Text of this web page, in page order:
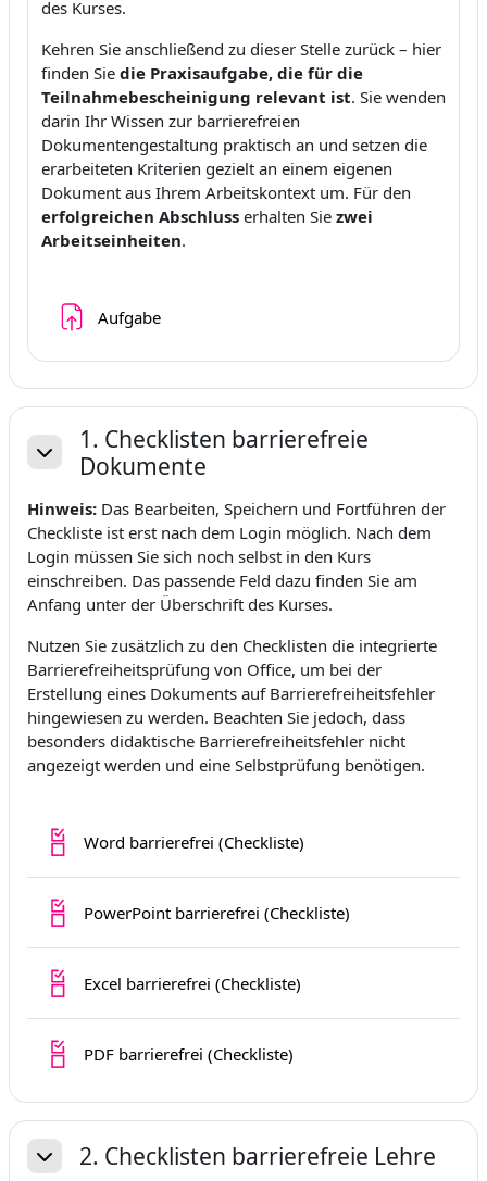
des Kurses.
Kehren Sie anschließend zu dieser Stelle zurück – hier
finden Sie die Praxisaufgabe, die für die
Teilnahmebescheinigung relevant ist. Sie wenden
darin Ihr Wissen zur barrierefreien
Dokumentengestaltung praktisch an und setzen die
erarbeiteten Kriterien gezielt an einem eigenen
Dokument aus Ihrem Arbeitskontext um. Für den
erfolgreichen Abschluss erhalten Sie zwei
Arbeitseinheiten.
Aufgabe
Einklappen
1. Checklisten barrierefreie
Dokumente
Hinweis: Das Bearbeiten, Speichern und Fortführen der
Checkliste ist erst nach dem Login möglich. Nach dem
Login müssen Sie sich noch selbst in den Kurs
einschreiben. Das passende Feld dazu finden Sie am
Anfang unter der Überschrift des Kurses.
Nutzen Sie zusätzlich zu den Checklisten die integrierte
Barrierefreiheitsprüfung von Office, um bei der
Erstellung eines Dokuments auf Barrierefreiheitsfehler
hingewiesen zu werden. Beachten Sie jedoch, dass
besonders didaktische Barrierefreiheitsfehler nicht
angezeigt werden und eine Selbstprüfung benötigen.
Word barrierefrei (Checkliste)
PowerPoint barrierefrei (Checkliste)
Excel barrierefrei (Checkliste)
PDF barrierefrei (Checkliste)
Einklappen2. Checklisten barrierefreie Lehre